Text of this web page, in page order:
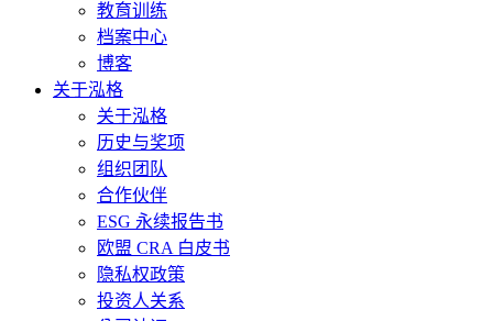
教育训练
档案中心
博客
关于泓格
关于泓格
历史与奖项
组织团队
合作伙伴
ESG 永续报告书
欧盟 CRA 白皮书
隐私权政策
投资人关系